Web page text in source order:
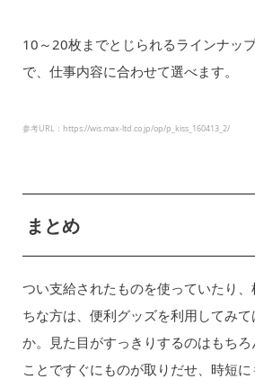
10～20枚までとじられるラインナッ
で、仕事内容に合わせて選べます。
参考URL：https://wis.max-ltd.co.jp/op/p_kiss_160413_2/
まとめ
つい支給されたものを使っていたり
ちな方は、便利グッズを利用してみて
か。見た目がすっきりするのはもち
ことですぐにものが取りだせ、時短に